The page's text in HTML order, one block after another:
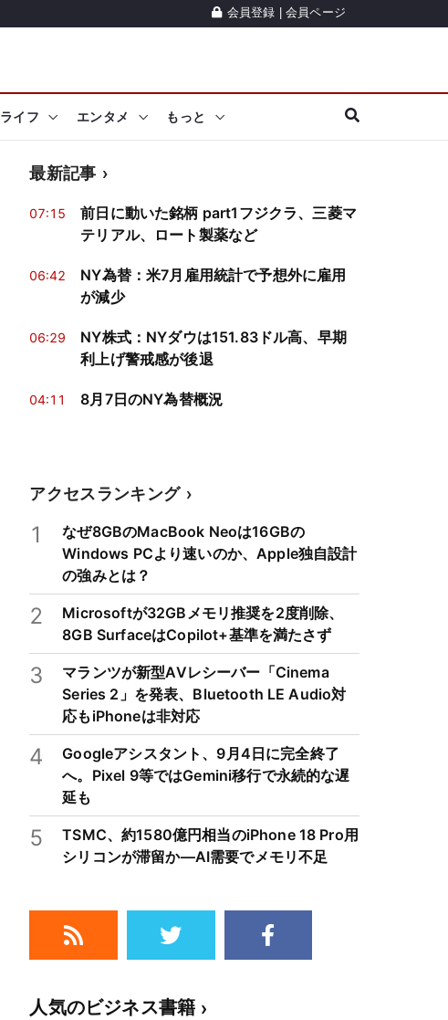
会員登録 会員ページ
ライフ エンタメ もっと
最新記事
07:15
前日に動いた銘柄 part1フジクラ、三菱マ
テリアル、ロート製薬など
06:42
NY為替：米7月雇用統計で予想外に雇用
が減少
06:29
NY株式：NYダウは151.83ドル高、早期
利上げ警戒感が後退
04:11 8月7日のNY為替概況
アクセスランキング
1
なぜ8GBのMacBook Neoは16GBの
Windows PCより速いのか、Apple独自設計
の強みとは？
2
Microsoftが32GBメモリ推奨を2度削除、
8GB SurfaceはCopilot+基準を満たさず
3
マランツが新型AVレシーバー「Cinema
Series 2」を発表、Bluetooth LE Audio対
応もiPhoneは非対応
4
Googleアシスタント、9月4日に完全終了
へ。Pixel 9等ではGemini移行で永続的な遅
延も
5
TSMC、約1580億円相当のiPhone 18 Pro用
シリコンが滞留か―AI需要でメモリ不足
人気のビジネス書籍